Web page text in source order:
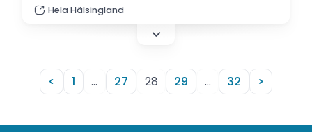
berättar Jonas Söderlund från Söderhamn,
kurator på Barnens rätt i samhället, Bris.
Hela Hälsingland
< 1 … 27 28 29 … 32 >